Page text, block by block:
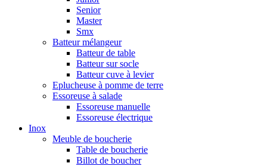
Senior
Master
Smx
Batteur mélangeur
Batteur de table
Batteur sur socle
Batteur cuve à levier
Eplucheuse à pomme de terre
Essoreuse à salade
Essoreuse manuelle
Essoreuse électrique
Inox
Meuble de boucherie
Table de boucherie
Billot de boucher